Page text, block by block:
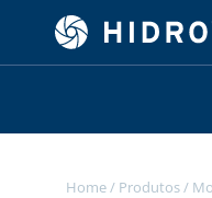
Home / Produtos /